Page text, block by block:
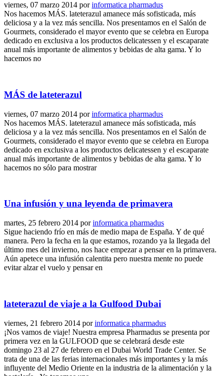
viernes, 07 marzo 2014 porinformatica pharmadus
Nos hacemos MÁS. lateterazul amanece más sofisticada, más
deliciosa y a la vez más sencilla. Nos presentamos en el Salón de
Gourmets, considerado el mayor evento que se celebra en Europa
dedicado en exclusiva a los productos delicatessen y el escaparate
anual más importante de alimentos y bebidas de alta gama. Y lo
hacemos no
MÁS de lateterazul
viernes, 07 marzo 2014 porinformatica pharmadus
Nos hacemos MÁS. lateterazul amanece más sofisticada, más
deliciosa y a la vez más sencilla. Nos presentamos en el Salón de
Gourmets, considerado el mayor evento que se celebra en Europa
dedicado en exclusiva a los productos delicatessen y el escaparate
anual más importante de alimentos y bebidas de alta gama. Y lo
hacemos no sólo para mostrar
Una infusión y una leyenda de primavera
martes, 25 febrero 2014 porinformatica pharmadus
Sigue haciendo frío en más de medio mapa de España. Y de qué
manera. Pero la fecha en la que estamos, rozando ya la llegada del
último mes del invierno, nos hace empezar a pensar en la primavera.
Aún apetece una infusión calentita pero nuestra mente no puede
evitar alzar el vuelo y pensar en
lateterazul de viaje a la Gulfood Dubai
viernes, 21 febrero 2014 porinformatica pharmadus
¡Nos vamos de viaje! Nuestra empresa Pharmadus se presenta por
primera vez en la GULFOOD que se celebrará desde este
domingo 23 al 27 de febrero en el Dubai World Trade Center. Se
trata de una de las ferias internacionales más importantes y la más
influyente del Medio Oriente en la industria de la alimentación y la